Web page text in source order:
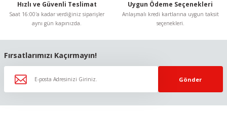
Hızlı ve Güvenli Teslimat
Saat 16:00'a kadar verdiğiniz siparişler
aynı gün kapınızda.
Uygun Ödeme Seçenekleri
Anlaşmalı kredi kartlarına uygun taksit
seçenekleri.
Fırsatlarımızı Kaçırmayın!
Gönder